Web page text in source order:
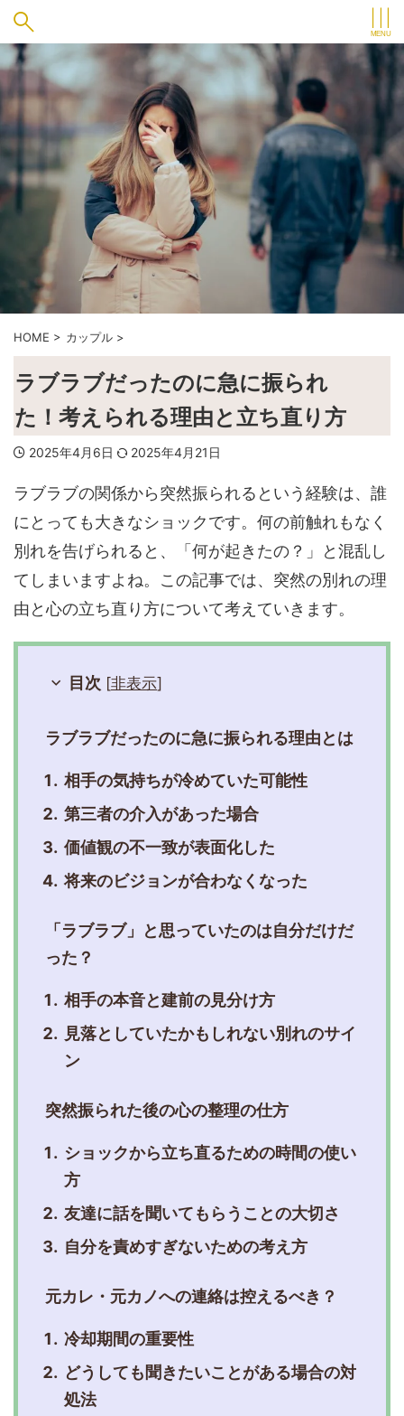
HOME > カップル >
ラブラブだったのに急に振られ
た！考えられる理由と立ち直り方
2025年4月6日 2025年4月21日
ラブラブの関係から突然振られるという経験は、誰
にとっても大きなショックです。何の前触れもなく
別れを告げられると、「何が起きたの？」と混乱し
てしまいますよね。この記事では、突然の別れの理
由と心の立ち直り方について考えていきます。
目次 [非表示]
ラブラブだったのに急に振られる理由とは
相手の気持ちが冷めていた可能性
第三者の介入があった場合
価値観の不一致が表面化した
将来のビジョンが合わなくなった
「ラブラブ」と思っていたのは自分だけだ
った？
相手の本音と建前の見分け方
見落としていたかもしれない別れのサイ
ン
突然振られた後の心の整理の仕方
ショックから立ち直るための時間の使い
方
友達に話を聞いてもらうことの大切さ
自分を責めすぎないための考え方
元カレ・元カノへの連絡は控えるべき？
冷却期間の重要性
どうしても聞きたいことがある場合の対
処法